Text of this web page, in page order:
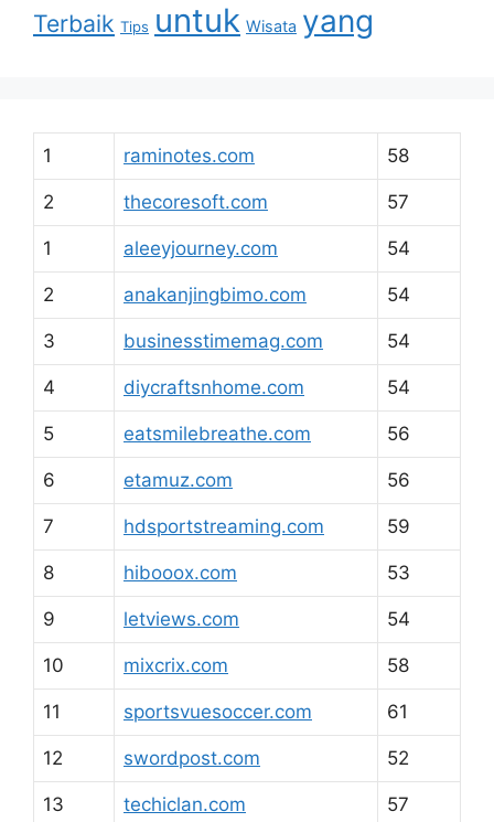
Terbaik Tips untuk Wisata yang
1 raminotes.com 58
2 thecoresoft.com 57
1 aleeyjourney.com 54
2 anakanjingbimo.com 54
3 businesstimemag.com 54
4 diycraftsnhome.com 54
5 eatsmilebreathe.com 56
6 etamuz.com 56
7 hdsportstreaming.com 59
8 hibooox.com 53
9 letviews.com 54
10 mixcrix.com 58
11 sportsvuesoccer.com 61
12 swordpost.com 52
13 techiclan.com 57